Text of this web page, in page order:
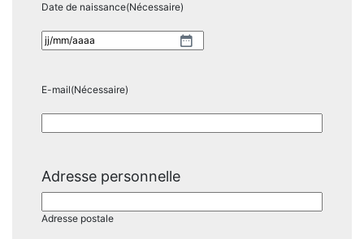
Date de naissance(Nécessaire)
JJ
slash
E-mail(Nécessaire)
Adresse personnelle
Adresse postale